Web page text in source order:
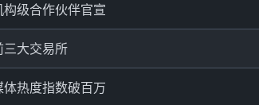
构级合作伙伴官宣
三大交易所
体热度指数破百万